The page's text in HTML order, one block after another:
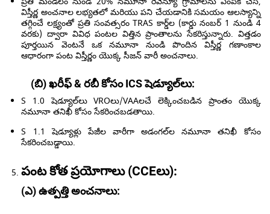
విస్తీర్ణ అంచనాల లభ్యతలో మరియు పని చేయడానికి సమయం ఆలస్యాన్ని
తగ్గించే లక్ష్యంతో ప్రతి సంవత్సరం TRAS కార్డ్‌ల (కార్డు నంబర్ 1 నుండి 4
వరకు) ద్వారా వివిధ పంటల విత్తిన ప్రాంతాలను సేకరిస్తున్నారు. విత్తడం
పూర్తయిన వెంటనే ఒక నమూనా నుండి పొందిన విస్తీర్ణ గణాంకాల
ఆధారంగా పంట విస్తీర్ణం యొక్క సీజన్ వారీ అంచనాలు.
(బి) ఖరీఫ్ & రబీ కోసం ICS షెడ్యూల్‌లు:
S 1.0 షెడ్యూల్‌లు VROలు/VAAలచే లెక్కించబడిన ప్రాంతం యొక్క
నమూనా తనిఖీ కోసం సేకరించబడతాయి.
S 1.1 షెడ్యూళ్లు పేజీల వారీగా అడంగల్‌ల నమూనా తనిఖీ కోసం
సేకరించబడ్డాయి.
పంట కోత ప్రయోగాలు (CCEలు):
(ఎ) ఉత్పత్తి అంచనాలు: